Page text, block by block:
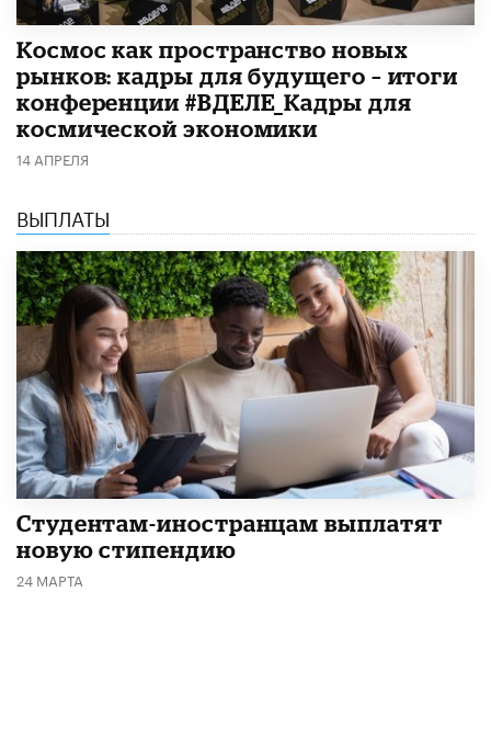
Космос как пространство новых
рынков: кадры для будущего – итоги
конференции #ВДЕЛЕ_Кадры для
космической экономики
14 АПРЕЛЯ
ВЫПЛАТЫ
Студентам-иностранцам выплатят
новую стипендию
24 МАРТА